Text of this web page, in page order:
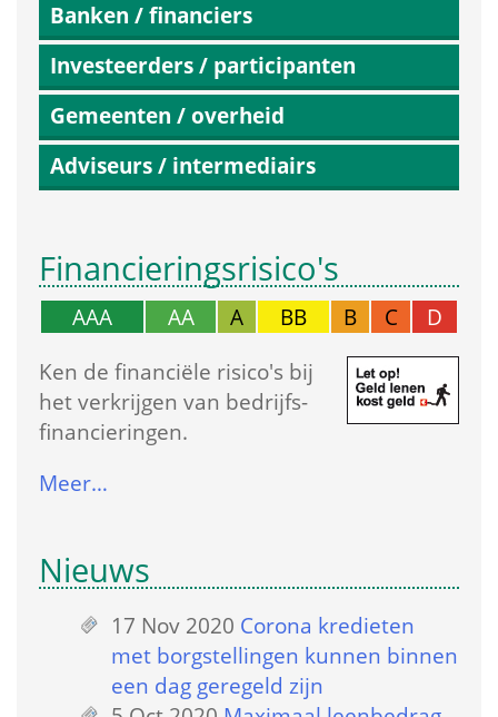
Banken / financiers
Investeerders / participanten
Gemeenten / overheid
Adviseurs / intermediairs
Financierings­risico's
AAA AA A BB B C
D
Ken de financiële risico's bij
het verkrijgen van bedrijfs­
financieringen.
Meer…
Nieuws
17 Nov 2020 Corona kredieten
met borgstellingen kunnen binnen
een dag geregeld zijn